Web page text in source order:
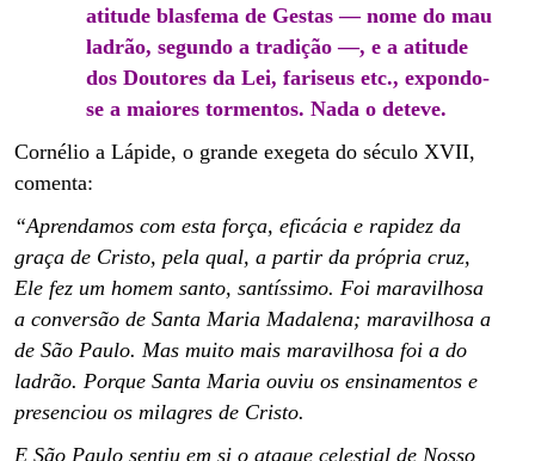
atitude blasfema de Gestas — nome do mau
ladrão, segundo a tradição —, e a atitude
dos Doutores da Lei, fariseus etc., expondo-
se a maiores tormentos. Nada o deteve.
Cornélio a Lápide, o grande exegeta do século XVII,
comenta:
“Aprendamos com esta força, eficácia e rapidez da
graça de Cristo, pela qual, a partir da própria cruz,
Ele fez um homem santo, santíssimo. Foi maravilhosa
a conversão de Santa Maria Madalena; maravilhosa a
de São Paulo. Mas muito mais maravilhosa foi a do
ladrão. Porque Santa Maria ouviu os ensinamentos e
presenciou os milagres de Cristo.
E São Paulo sentiu em si o ataque celestial de Nosso